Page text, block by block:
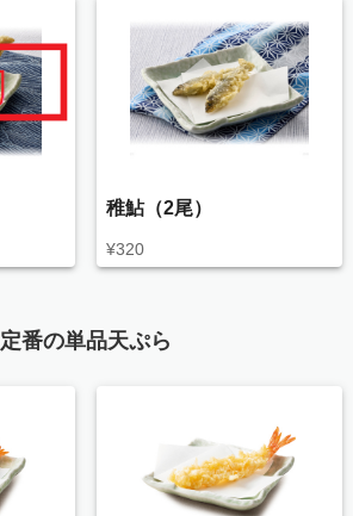
稚鮎（2尾）
¥320
定番の単品天ぷら